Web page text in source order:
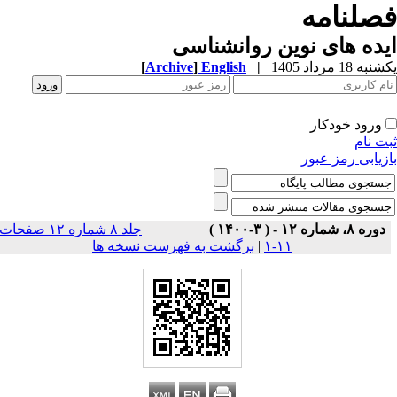
های نوین روانشناسی
18 مرداد 1405 |
English
[Archive]
ورود خودکار
نام
رمز عبور
دوره ۸، شماره ۱۲ - ( ۳-۱۴۰۰ )
جلد ۸ شماره ۱۲ صفحات
۱۱-۱
| برگشت به فهرست نسخه ها